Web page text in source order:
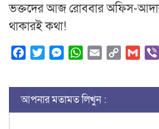
ভক্তদের আজ রোববার অফিস-
থাকারই কথা!
FacebookTwitterMessenger
WhatsApp
Email Copy
Gmail
আপনার মতামত লিখুন :